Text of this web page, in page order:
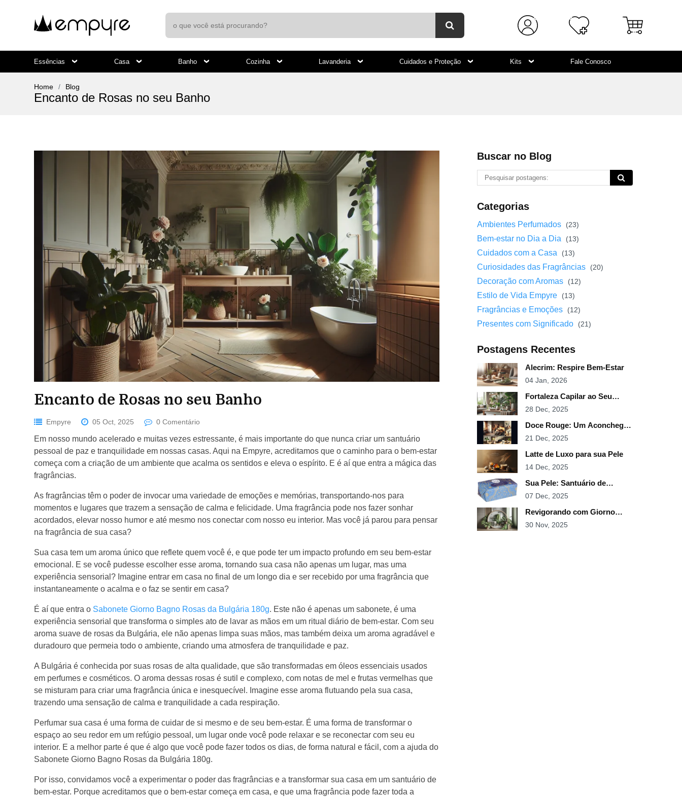
Essências Casa Banho Cozinha Lavanderia Cuidados e Proteção Kits Fale Conosco
Home Blog
Encanto de Rosas no seu Banho
Encanto de Rosas no seu Banho
Empyre 05 Oct, 2025 0 Comentário
Em nosso mundo acelerado e muitas vezes estressante, é mais importante do que nunca criar um santuário
pessoal de paz e tranquilidade em nossas casas. Aqui na Empyre, acreditamos que o caminho para o bem-estar
começa com a criação de um ambiente que acalma os sentidos e eleva o espírito. E é aí que entra a mágica das
fragrâncias.
As fragrâncias têm o poder de invocar uma variedade de emoções e memórias, transportando-nos para
momentos e lugares que trazem a sensação de calma e felicidade. Uma fragrância pode nos fazer sonhar
acordados, elevar nosso humor e até mesmo nos conectar com nosso eu interior. Mas você já parou para pensar
na fragrância de sua casa?
Sua casa tem um aroma único que reflete quem você é, e que pode ter um impacto profundo em seu bem-estar
emocional. E se você pudesse escolher esse aroma, tornando sua casa não apenas um lugar, mas uma
experiência sensorial? Imagine entrar em casa no final de um longo dia e ser recebido por uma fragrância que
instantaneamente o acalma e o faz se sentir em casa?
É aí que entra o Sabonete Giorno Bagno Rosas da Bulgária 180g. Este não é apenas um sabonete, é uma
experiência sensorial que transforma o simples ato de lavar as mãos em um ritual diário de bem-estar. Com seu
aroma suave de rosas da Bulgária, ele não apenas limpa suas mãos, mas também deixa um aroma agradável e
duradouro que permeia todo o ambiente, criando uma atmosfera de tranquilidade e paz.
A Bulgária é conhecida por suas rosas de alta qualidade, que são transformadas em óleos essenciais usados
em perfumes e cosméticos. O aroma dessas rosas é sutil e complexo, com notas de mel e frutas vermelhas que
se misturam para criar uma fragrância única e inesquecível. Imagine esse aroma flutuando pela sua casa,
trazendo uma sensação de calma e tranquilidade a cada respiração.
Perfumar sua casa é uma forma de cuidar de si mesmo e de seu bem-estar. É uma forma de transformar o
espaço ao seu redor em um refúgio pessoal, um lugar onde você pode relaxar e se reconectar com seu eu
interior. E a melhor parte é que é algo que você pode fazer todos os dias, de forma natural e fácil, com a ajuda do
Sabonete Giorno Bagno Rosas da Bulgária 180g.
Por isso, convidamos você a experimentar o poder das fragrâncias e a transformar sua casa em um santuário de
bem-estar. Porque acreditamos que o bem-estar começa em casa, e que uma fragrância pode fazer toda a
Buscar no Blog
Categorias
Ambientes Perfumados (23)
Bem-estar no Dia a Dia (13)
Cuidados com a Casa (13)
Curiosidades das Fragrâncias (20)
Decoração com Aromas (12)
Estilo de Vida Empyre (13)
Fragrâncias e Emoções (12)
Presentes com Significado (21)
Postagens Recentes
Alecrim: Respire Bem-Estar
04 Jan, 2026
Fortaleza Capilar ao Seu
Alcance
28 Dec, 2025
Doce Rouge: Um Aconchego
em Spray
21 Dec, 2025
Latte de Luxo para sua Pele
14 Dec, 2025
Sua Pele: Santuário de
Sandalo
07 Dec, 2025
Revigorando com Giorno
Uomo
30 Nov, 2025